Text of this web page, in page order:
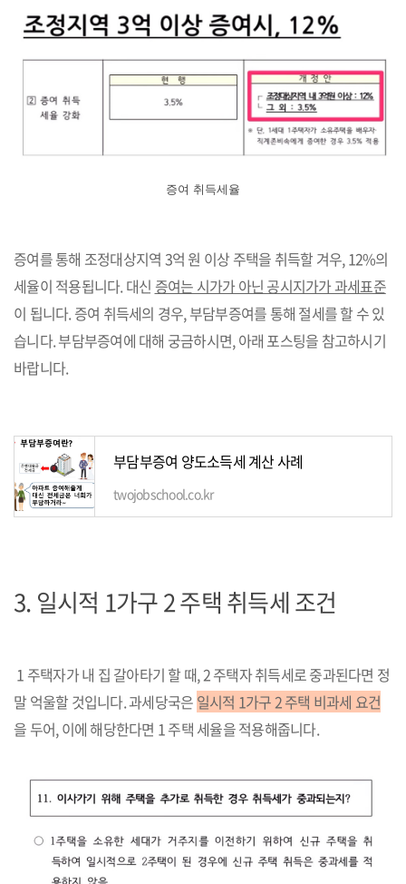
증여 취득세율
증여를 통해 조정대상지역 3억 원 이상 주택을 취득할 겨우, 12%의
세율이 적용됩니다. 대신 증여는 시가가 아닌 공시지가가 과세표준
이 됩니다. 증여 취득세의 경우, 부담부증여를 통해 절세를 할 수 있
습니다. 부담부증여에 대해 궁금하시면, 아래 포스팅을 참고하시기
바랍니다.
부담부증여 양도소득세 계산 사례
twojobschool.co.kr
3. 일시적 1가구 2 주택 취득세 조건
1 주택자가 내 집 갈아타기 할 때, 2 주택자 취득세로 중과된다면 정
말 억울할 것입니다. 과세당국은 일시적 1가구 2 주택 비과세 요건
을 두어, 이에 해당한다면 1 주택 세율을 적용해줍니다.